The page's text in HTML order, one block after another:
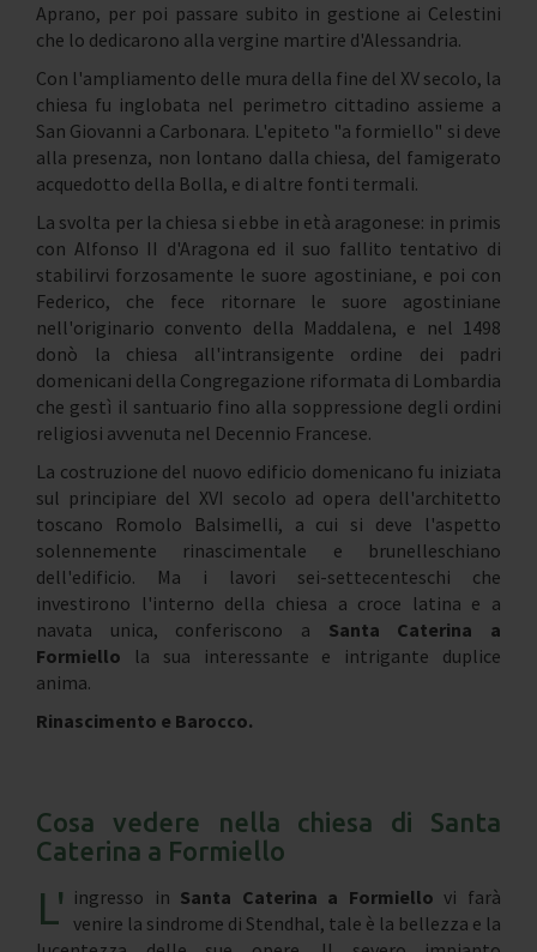
Aprano, per poi passare subito in gestione ai Celestini
che lo dedicarono alla vergine martire d'Alessandria.
Con l'ampliamento delle mura della fine del XV secolo, la
chiesa fu inglobata nel perimetro cittadino assieme a
San Giovanni a Carbonara. L'epiteto "a formiello" si deve
alla presenza, non lontano dalla chiesa, del famigerato
acquedotto della Bolla, e di altre fonti termali.
La svolta per la chiesa si ebbe in età aragonese: in primis
con Alfonso II d'Aragona ed il suo fallito tentativo di
stabilirvi forzosamente le suore agostiniane, e poi con
Federico, che fece ritornare le suore agostiniane
nell'originario convento della Maddalena, e nel 1498
donò la chiesa all'intransigente ordine dei padri
domenicani della Congregazione riformata di Lombardia
che gestì il santuario fino alla soppressione degli ordini
religiosi avvenuta nel Decennio Francese.
La costruzione del nuovo edificio domenicano fu iniziata
sul principiare del XVI secolo ad opera dell'architetto
toscano Romolo Balsimelli, a cui si deve l'aspetto
solennemente rinascimentale e brunelleschiano
dell'edificio. Ma i lavori sei-settecenteschi che
investirono l'interno della chiesa a croce latina e a
navata unica, conferiscono a Santa Caterina a
Formiello la sua interessante e intrigante duplice
anima.
Rinascimento e Barocco.
Cosa vedere nella chiesa di Santa
Caterina a Formiello
L' ingresso in Santa Caterina a Formiello vi farà
venire la sindrome di Stendhal, tale è la bellezza e la